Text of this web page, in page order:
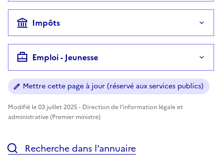
Impôts
Emploi - Jeunesse
Mettre cette page à jour (réservé aux services publics)
Modifié le 03 juillet 2025 - Direction de l'information légale et
administrative (Premier ministre)
Recherche dans l’annuaire